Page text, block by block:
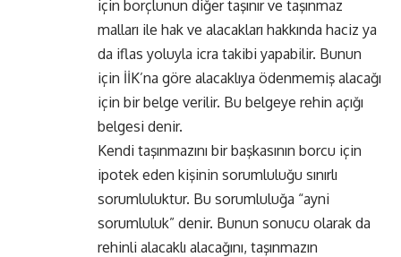
için borçlunun diğer taşınır ve taşınmaz
malları ile hak ve alacakları hakkında haciz ya
da iflas yoluyla icra takibi yapabilir. Bunun
için İİK’na göre alacaklıya ödenmemiş alacağı
için bir belge verilir. Bu belgeye rehin açığı
belgesi denir.
Kendi taşınmazını bir başkasının borcu için
ipotek eden kişinin sorumluluğu sınırlı
sorumluluktur. Bu sorumluluğa “ayni
sorumluluk” denir. Bunun sonucu olarak da
rehinli alacaklı alacağını, taşınmazın